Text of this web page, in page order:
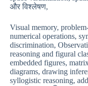
और विश्लेषण,
Visual memory,
numerical operations,
discrimination,
reasoning and figural
embedded figures,
diagrams, drawing
syllogistic reasoning,